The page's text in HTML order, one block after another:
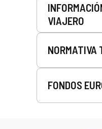
VIAJERO
NORMATIVA
FONDOS